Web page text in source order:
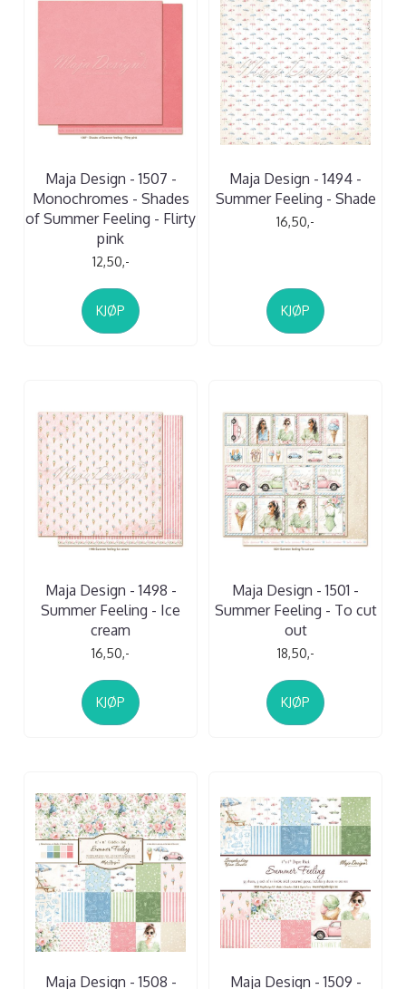
Maja Design - 1507 -
Monochromes - Shades
of Summer Feeling - Flirty
pink
12,50,-
KJØP
Maja Design - 1494 -
Summer Feeling - Shade
16,50,-
KJØP
Maja Design - 1498 -
Summer Feeling - Ice
cream
16,50,-
KJØP
Maja Design - 1501 -
Summer Feeling - To cut
out
18,50,-
KJØP
Maja Design - 1508 - Maja Design - 1509 -